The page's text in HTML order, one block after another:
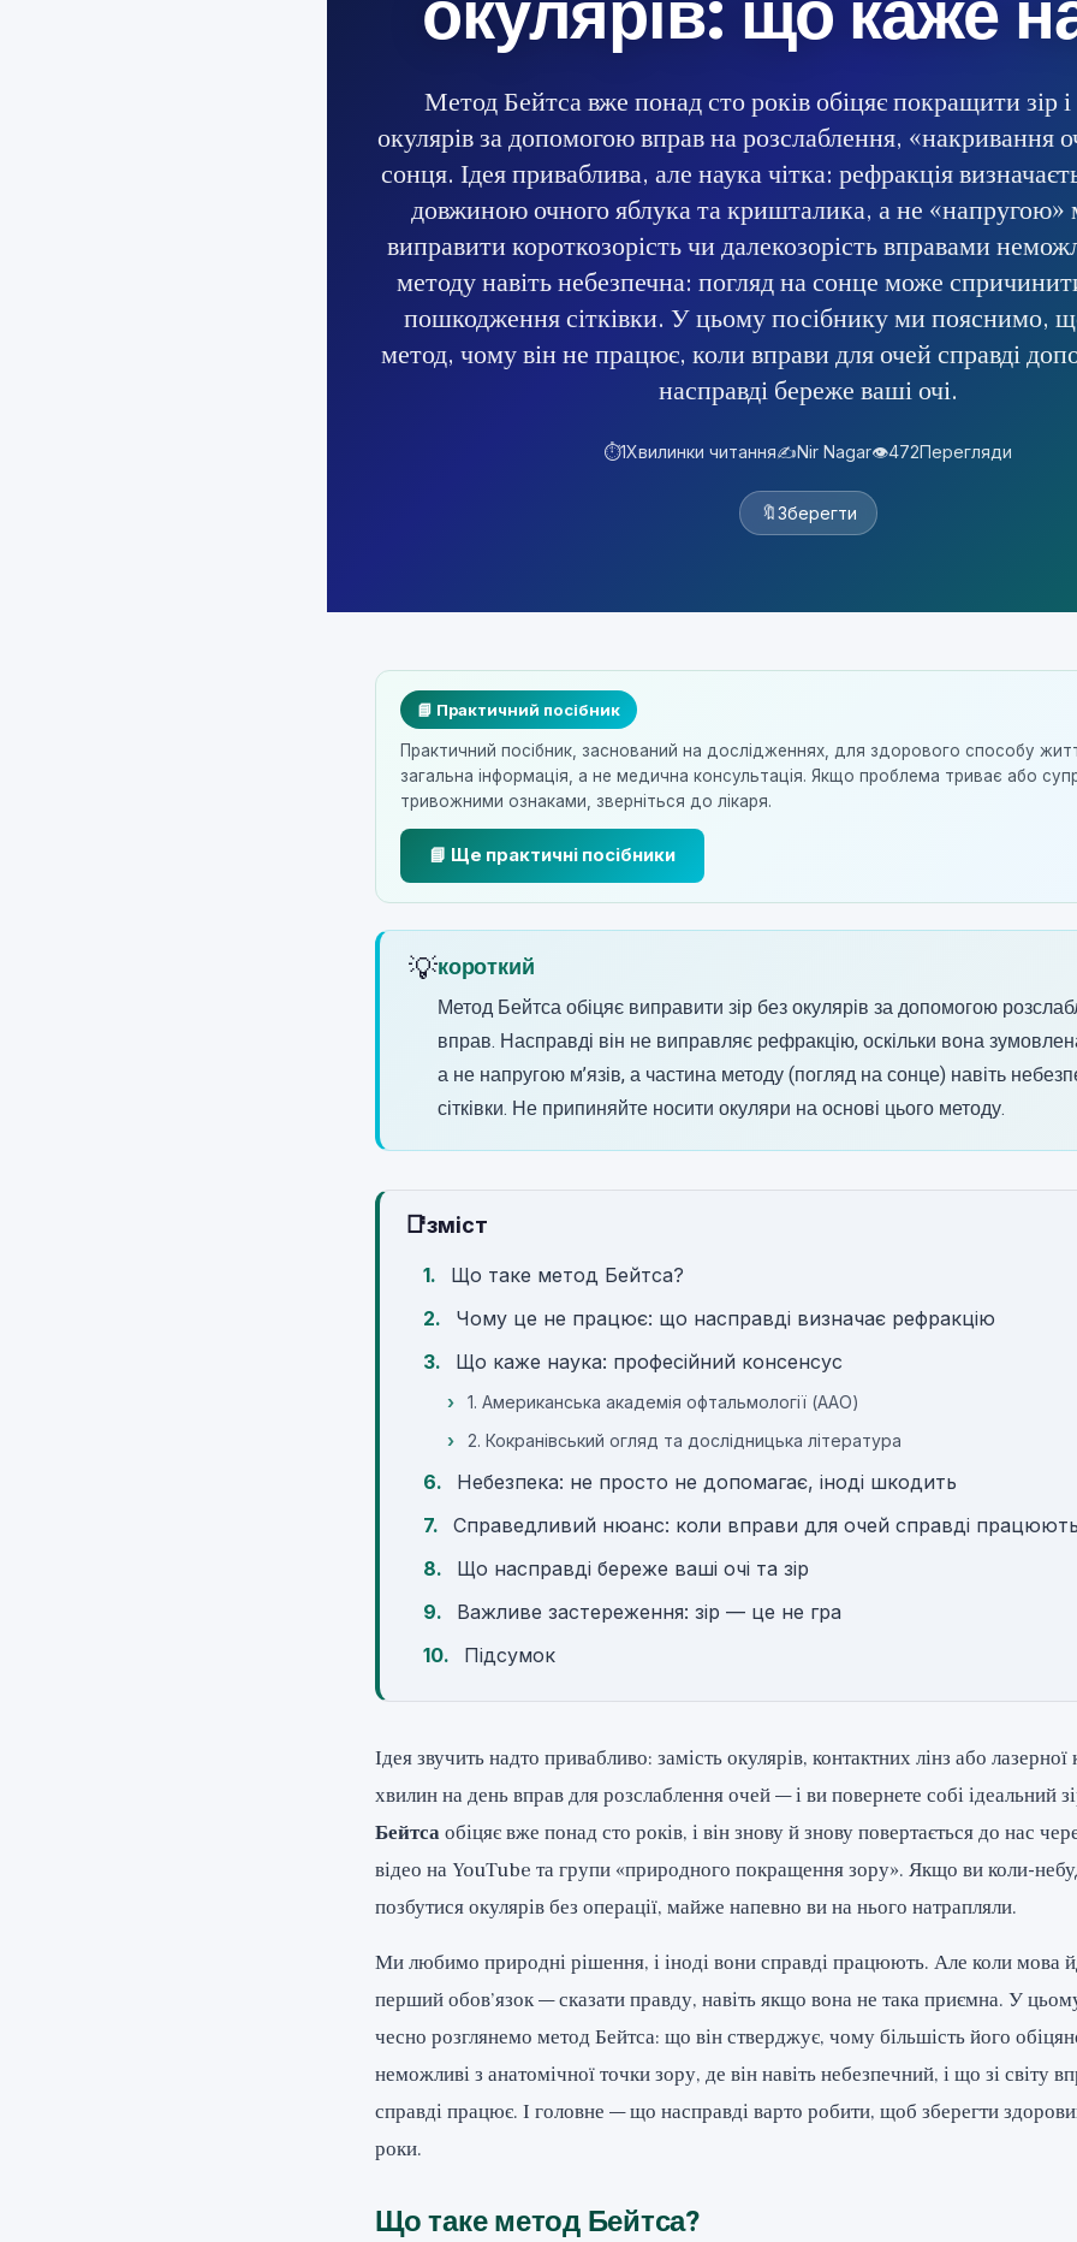
Метод Бейтса вже понад сто років обіцяє покращити зір
окулярів за допомогою вправ на розслаблення, «накривання
сонця. Ідея приваблива, але наука чітка: рефракція
довжиною очного яблука та кришталика, а не «напругою»
виправити короткозорість чи далекозорість вправами
методу навіть небезпечна: погляд на сонце може
пошкодження сітківки. У цьому посібнику ми пояснимо,
метод, чому він не працює, коли вправи для очей справді
насправді береже ваші очі.
⏱️1Хвилинки читання✍️Nir Nagar👁️472Перегляди
🔖Зберегти
📘 Практичний посібник
Практичний посібник, заснований на дослідженнях, для здорового способу
загальна інформація, а не медична консультація. Якщо проблема триває або
тривожними ознаками, зверніться до лікаря.
📘 Ще практичні посібники
💡короткий
Метод Бейтса обіцяє виправити зір без окулярів за допомогою
вправ. Насправді він не виправляє рефракцію, оскільки вона
а не напругою м’язів, а частина методу (погляд на сонце) навіть
сітківки. Не припиняйте носити окуляри на основі цього методу.
📑зміст
Що таке метод Бейтса?
Чому це не працює: що насправді визначає рефракцію
Що каже наука: професійний консенсус
1. Американська академія офтальмології (AAO)
2. Кокранівський огляд та дослідницька література
Небезпека: не просто не допомагає, іноді шкодить
Справедливий нюанс: коли вправи для очей справді
Що насправді береже ваші очі та зір
Важливе застереження: зір — це не гра
Підсумок
Ідея звучить надто привабливо: замість окулярів, контактних лінз або лазерної
хвилин на день вправ для розслаблення очей — і ви повернете собі ідеальний
Бейтсаобіцяє вже понад сто років, і він знову й знову повертається до нас
відео на YouTube та групи «природного покращення зору». Якщо ви коли-
позбутися окулярів без операції, майже напевно ви на нього натрапляли.
Ми любимо природні рішення, і іноді вони справді працюють. Але коли мова
перший обов’язок — сказати правду, навіть якщо вона не така приємна. У
чесно розглянемо метод Бейтса: що він стверджує, чому більшість його
неможливі з анатомічної точки зору, де він навіть небезпечний, і що зі світу
справді працює. І головне — що насправді варто робити, щоб зберегти
роки.
Що таке метод Бейтса?